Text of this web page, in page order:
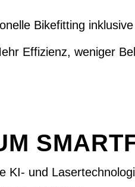
Bikefitting
Effizienz, weniger
KI- und